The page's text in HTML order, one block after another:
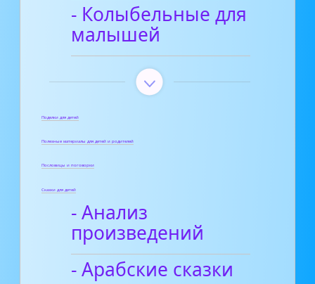
- Колыбельные для
малышей
Поделки для детей
Полезные материалы для детей и родителей
Пословицы и поговорки
Сказки для детей
- Анализ
произведений
- Арабские сказки